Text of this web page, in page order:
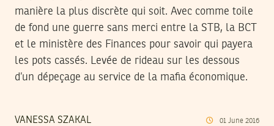
manière la plus discrète qui soit. Avec comme toile
de fond une guerre sans merci entre la STB, la BCT
et le ministère des Finances pour savoir qui payera
les pots cassés. Levée de rideau sur les dessous
d’un dépeçage au service de la mafia économique.
VANESSA SZAKAL 01 June 2016